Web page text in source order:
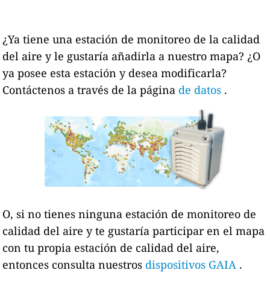
¿Ya tiene una estación de monitoreo de la calidad
del aire y le gustaría añadirla a nuestro mapa? ¿O
ya posee esta estación y desea modificarla?
Contáctenos a través de la página de datos .
O, si no tienes ninguna estación de monitoreo de
calidad del aire y te gustaría participar en el mapa
con tu propia estación de calidad del aire,
entonces consulta nuestros dispositivos GAIA .